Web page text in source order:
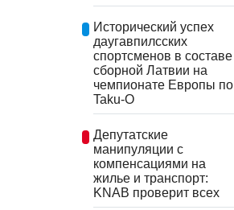
Исторический успех
даугавпилсских
спортсменов в составе
сборной Латвии на
чемпионате Европы по
Taku-O
Депутатские
манипуляции с
компенсациями на
жилье и транспорт:
KNAB проверит всех